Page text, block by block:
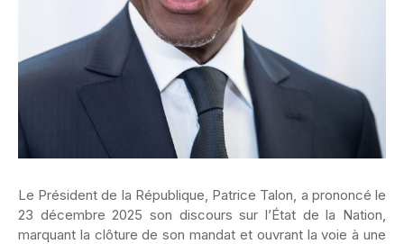
Le Président de la République, Patrice Talon, a prononcé le
23 décembre 2025 son discours sur l’État de la Nation,
marquant la clôture de son mandat et ouvrant la voie à une